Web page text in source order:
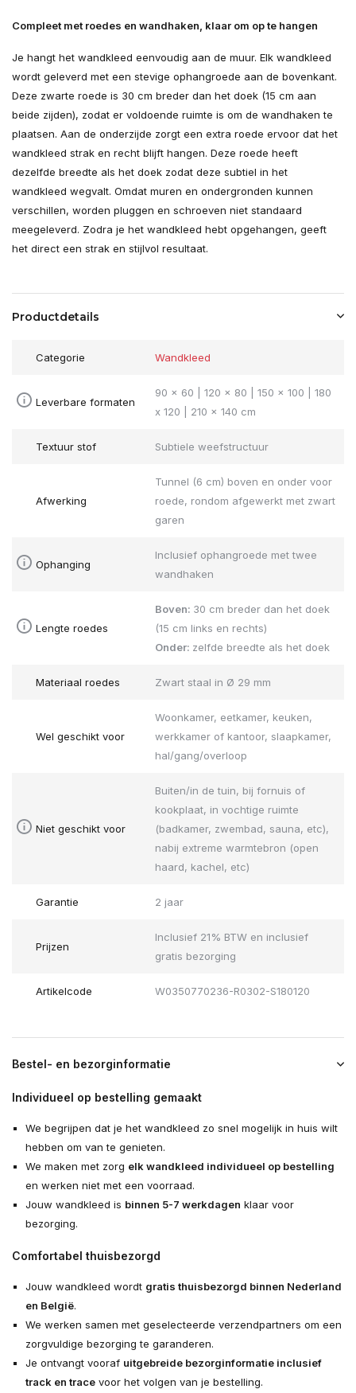
Compleet met roedes en wandhaken, klaar om op te hangen
Je hangt het wandkleed eenvoudig aan de muur. Elk wandkleed
wordt geleverd met een stevige ophangroede aan de bovenkant.
Deze zwarte roede is 30 cm breder dan het doek (15 cm aan
beide zijden), zodat er voldoende ruimte is om de wandhaken te
plaatsen. Aan de onderzijde zorgt een extra roede ervoor dat het
wandkleed strak en recht blijft hangen. Deze roede heeft
dezelfde breedte als het doek zodat deze subtiel in het
wandkleed wegvalt. Omdat muren en ondergronden kunnen
verschillen, worden pluggen en schroeven niet standaard
meegeleverd. Zodra je het wandkleed hebt opgehangen, geeft
het direct een strak en stijlvol resultaat.
Productdetails
Categorie Wandkleed
Leverbare formaten
90 x 60 | 120 x 80 | 150 x 100 | 180
x 120 | 210 x 140 cm
Textuur stof Subtiele weefstructuur
Afwerking
Tunnel (6 cm) boven en onder voor
roede, rondom afgewerkt met zwart
garen
Ophanging
Inclusief ophangroede met twee
wandhaken
Lengte roedes
Boven: 30 cm breder dan het doek
(15 cm links en rechts)
Onder: zelfde breedte als het doek
Materiaal roedes Zwart staal in Ø 29 mm
Wel geschikt voor
Woonkamer, eetkamer, keuken,
werkkamer of kantoor, slaapkamer,
hal/gang/overloop
Niet geschikt voor
Buiten/in de tuin, bij fornuis of
kookplaat, in vochtige ruimte
(badkamer, zwembad, sauna, etc),
nabij extreme warmtebron (open
haard, kachel, etc)
Garantie 2 jaar
Prijzen
Inclusief 21% BTW en inclusief
gratis bezorging
Artikelcode W0350770236-R0302-S180120
Bestel- en bezorginformatie
Individueel op bestelling gemaakt
We begrijpen dat je het wandkleed zo snel mogelijk in huis wilt
hebben om van te genieten.
We maken met zorg elk wandkleed individueel op bestelling
en werken niet met een voorraad.
Jouw wandkleed is binnen 5-7 werkdagen klaar voor
bezorging.
Comfortabel thuisbezorgd
Jouw wandkleed wordt gratis thuisbezorgd binnen Nederland
en België.
We werken samen met geselecteerde verzendpartners om een
zorgvuldige bezorging te garanderen.
Je ontvangt vooraf uitgebreide bezorginformatie inclusief
track en tracevoor het volgen van je bestelling.